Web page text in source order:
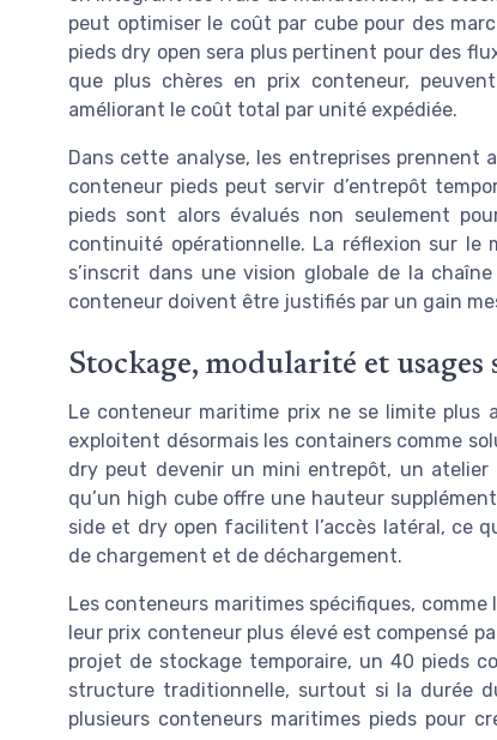
peut optimiser le coût par cube pour des
pieds dry open sera plus pertinent pour des
que plus chères en prix conteneur,
améliorant le coût total par unité expédiée.
Dans cette analyse, les entreprises
conteneur pieds peut servir d’entrepôt
pieds sont alors évalués non seulement
continuité opérationnelle. La réflexion sur
s’inscrit dans une vision globale de la
conteneur doivent être justifiés par un gain
Stockage, modularité et
Le conteneur maritime prix ne se limite plus
exploitent désormais les containers comme
dry peut devenir un mini entrepôt, un atelier
qu’un high cube offre une hauteur
side et dry open facilitent l’accès latéral, ce
de chargement et de déchargement.
Les conteneurs maritimes spécifiques,
leur prix conteneur plus élevé est compensé
projet de stockage temporaire, un 40 pieds
structure traditionnelle, surtout si la durée
plusieurs conteneurs maritimes pieds pour